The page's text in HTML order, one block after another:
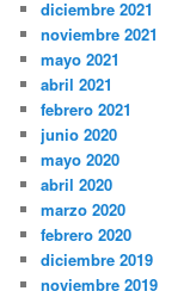
diciembre 2021
noviembre 2021
mayo 2021
abril 2021
febrero 2021
junio 2020
mayo 2020
abril 2020
marzo 2020
febrero 2020
diciembre 2019
noviembre 2019